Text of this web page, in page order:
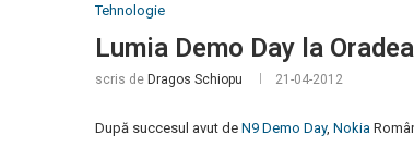
Tehnologie
Lumia Demo Day la Oradea
scris de Dragos Schiopu 21-04-2012
După succesul avut de N9 Demo Day, Nokia